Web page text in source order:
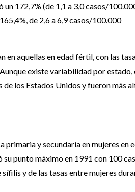
172,7% (de 1,1 a 3,0 casos/
de 2,6 a 6,9 casos/100.000
en aquellas en edad fértil, con las
Aunque existe variabilidad por estado,
los Estados Unidos y fueron más
y secundaria en mujeres en
punto máximo en 1991 con 100
y de las tasas entre mujeres